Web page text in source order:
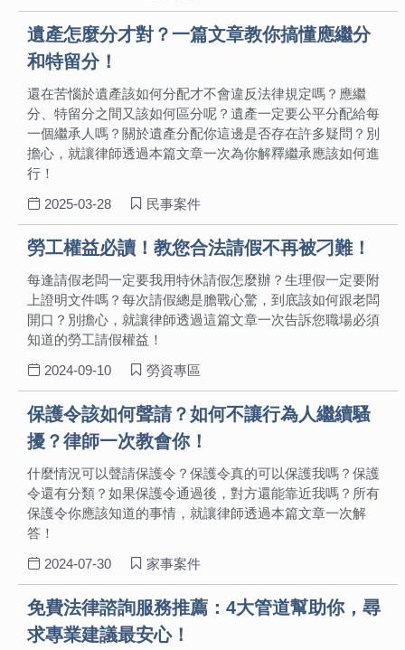
遺產怎麼分才對？一篇文章教你搞懂應繼分
和特留分！
還在苦惱於遺產該如何分配才不會違反法律規定嗎？應繼
分、特留分之間又該如何區分呢？遺產一定要公平分配給每
一個繼承人嗎？關於遺產分配你這邊是否存在許多疑問？別
擔心，就讓律師透過本篇文章一次為你解釋繼承應該如何進
行！
2025-03-28
民事案件
勞工權益必讀！教您合法請假不再被刁難！
每逢請假老闆一定要我用特休請假怎麼辦？生理假一定要附
上證明文件嗎？每次請假總是膽戰心驚，到底該如何跟老闆
開口？別擔心，就讓律師透過這篇文章一次告訴您職場必須
知道的勞工請假權益！
2024-09-10
勞資專區
保護令該如何聲請？如何不讓行為人繼續騷
擾？律師一次教會你！
什麼情況可以聲請保護令？保護令真的可以保護我嗎？保護
令還有分類？如果保護令通過後，對方還能靠近我嗎？所有
保護令你應該知道的事情，就讓律師透過本篇文章一次解
答！
2024-07-30
家事案件
免費法律諮詢服務推薦：4大管道幫助你，尋
求專業建議最安心！